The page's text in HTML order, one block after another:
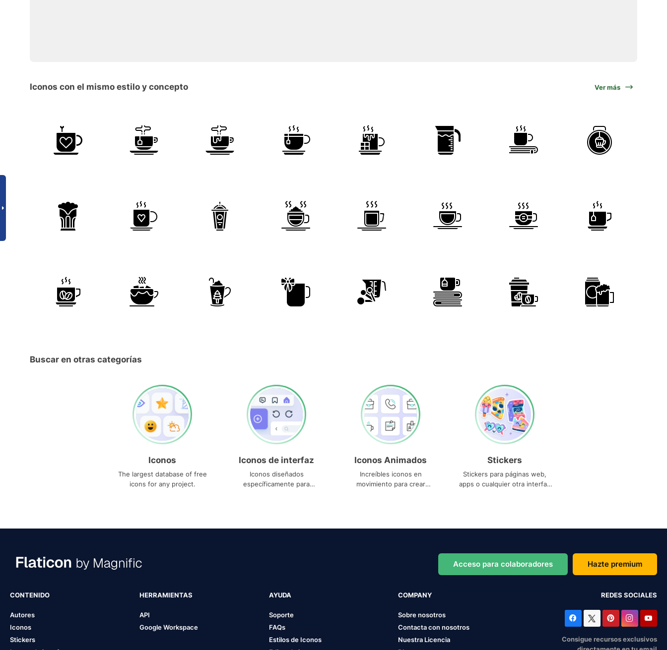
Iconos con el mismo estilo y concepto Ver más
Buscar en otras categorías
Iconos
The largest database of free
icons for any project.
Iconos de interfaz
Iconos diseñados
específicamente para
Iconos Animados
Increíbles iconos en
movimiento para crear
Stickers
Stickers para páginas web,
apps o cualquier otra interfaz
Acceso para colaboradores Hazte premium
CONTENIDO
Autores
Iconos
Stickers
HERRAMIENTAS
API
Google Workspace
AYUDA
Soporte
FAQs
Estilos de Iconos
COMPANY
Sobre nosotros
Contacta con nosotros
Nuestra Licencia
REDES SOCIALES
Consigue recursos exclusivos